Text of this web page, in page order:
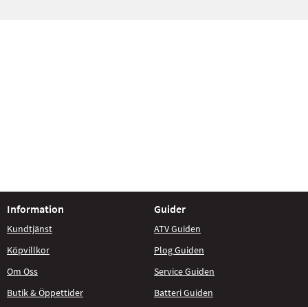
Information
Kundtjänst
Köpvillkor
Om Oss
Butik & Öppettider
Guider
ATV Guiden
Plog Guiden
Service Guiden
Batteri Guiden